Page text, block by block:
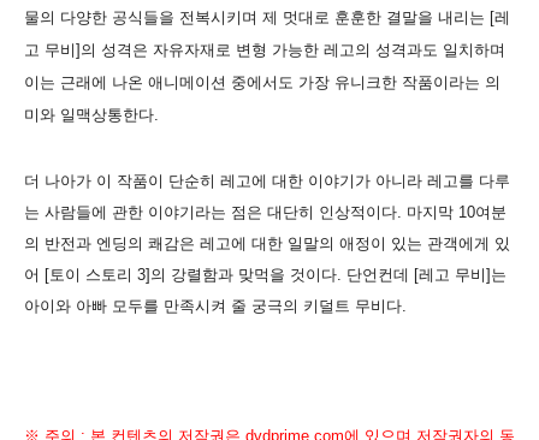
물의 다양한 공식들을 전복시키며 제 멋대로 훈훈한 결말을 내리는 [레
고 무비]의 성격은 자유자재로 변형 가능한 레고의 성격과도 일치하며
이는 근래에 나온 애니메이션 중에서도 가장 유니크한 작품이라는 의
미와 일맥상통한다.
더 나아가 이 작품이 단순히 레고에 대한 이야기가 아니라 레고를 다루
는 사람들에 관한 이야기라는 점은 대단히 인상적이다. 마지막 10여분
의 반전과 엔딩의 쾌감은 레고에 대한 일말의 애정이 있는 관객에게 있
어 [토이 스토리 3]의 강렬함과 맞먹을 것이다. 단언컨데 [레고 무비]는
아이와 아빠 모두를 만족시켜 줄 궁극의 키덜트 무비다.
※ 주의 : 본 컨텐츠의 저작권은 dvdprime.com에 있으며 저작권자의 동